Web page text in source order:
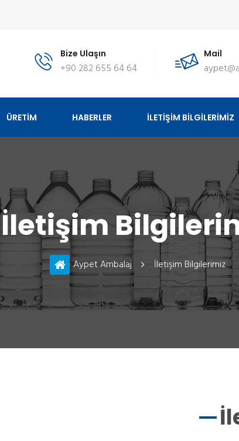
Bize Ulaşın
+90 282 655 64 64
Mail
ÜRETİM HABERLER İLETİŞİM BİLGİLERİMİZ
İletişim
Aypet Ambalaj İletişim Bilgilerimiz